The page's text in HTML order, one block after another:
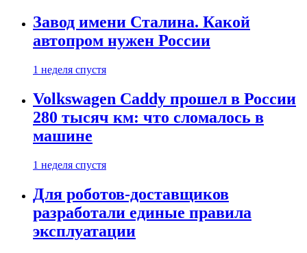
Завод имени Сталина. Какой
автопром нужен России
1 неделя спустя
Volkswagen Caddy прошел в России
280 тысяч км: что сломалось в
машине
1 неделя спустя
Для роботов-доставщиков
разработали единые правила
эксплуатации